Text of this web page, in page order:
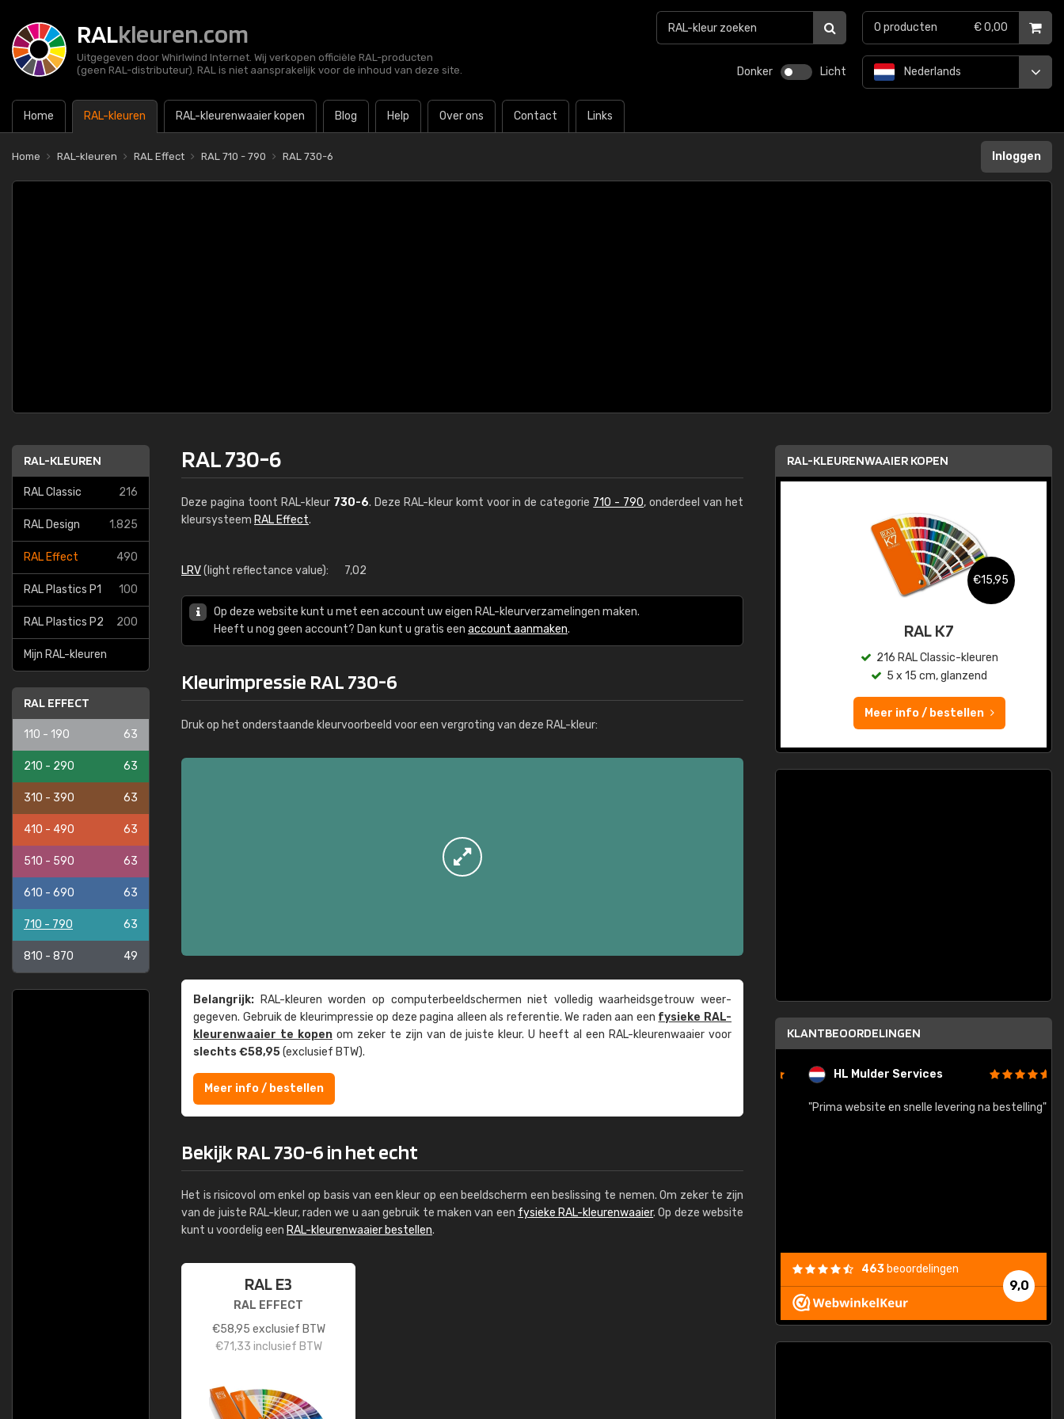
RALkleuren.com
Uitgegeven door Whirlwind Internet. Wij verkopen officiële RAL-producten
(geen RAL-distributeur). RAL is niet aansprakelijk voor de inhoud van deze site.
Donker Licht
Home RAL-kleuren RAL-kleurenwaaier kopen Blog Help Over ons Contact Links
Nederlands
0 producten € 0,00
Home RAL-kleuren RAL Effect RAL 710 - 790 RAL 730-6 Inloggen
RAL-KLEUREN
RAL Classic 216
RAL Design 1.825
RAL Effect 490
RAL Plastics P1 100
RAL Plastics P2 200
Mijn RAL-kleuren
RAL EFFECT
110 - 190 63
210 - 290 63
310 - 390 63
410 - 490 63
510 - 590 63
610 - 690 63
710 - 790 63
810 - 870 49
RAL 730-6
Deze pagina toont RAL-kleur 730-6. Deze RAL-kleur komt voor in de categorie 710 - 790, onderdeel van het
kleursysteem RAL Effect.
LRV(light reflectance value): 7,02
Op deze website kunt u met een account uw eigen RAL-kleurverzamelingen maken.
Heeft u nog geen account? Dan kunt u gratis een account aanmaken.
Kleurimpressie RAL 730-6
Druk op het onderstaande kleurvoorbeeld voor een vergroting van deze RAL-kleur:
Belangrijk: RAL-kleuren worden op computer­beeld­schermen niet volledig waarheids­­getrouw weer­
gegeven. Gebruik de kleur­impressie op deze pagina alleen als referentie. We raden aan een fysieke RAL-
kleuren­waaier te kopenom zeker te zijn van de juiste kleur. U heeft al een RAL-kleuren­waaier voor
slechts €58,95(exclusief BTW).
Meer info / bestellen
Bekijk RAL 730-6 in het echt
Het is risicovol om enkel op basis van een kleur op een beeldscherm een beslissing te nemen. Om zeker te zijn
van de juiste RAL-kleur, raden we u aan gebruik te maken van een fysieke RAL-kleurenwaaier. Op deze website
kunt u voordelig een RAL-kleurenwaaier bestellen.
RAL E3
RAL EFFECT
€58,95 exclusief BTW
€71,33 inclusief BTW
RAL-KLEURENWAAIER KOPEN
RAL K7 op waterbasis
€15,95
RAL K7
216 RAL Classic-kleuren
5 x 15 cm, glanzend
Meer info / bestellen
KLANTBEOORDELINGEN
HL Mulder Services
"Prima website en snelle levering na bestelling"
9,0
463 beoordelingen